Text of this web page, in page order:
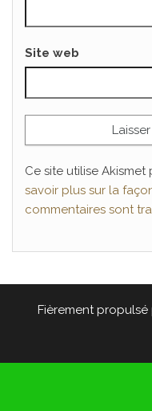
Site web
Ce site utilise
savoir plus sur la
commentaires sont
Fièrement propulsé